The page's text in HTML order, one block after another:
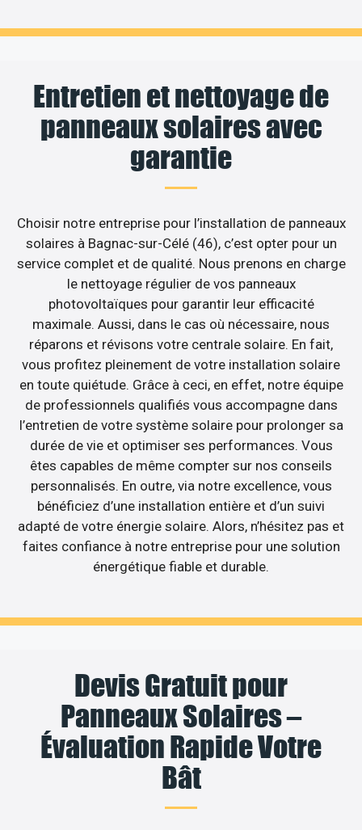
Entretien et nettoyage de
panneaux solaires avec
garantie
Choisir notre entreprise pour l’installation de panneaux
solaires à Bagnac-sur-Célé (46), c’est opter pour un
service complet et de qualité. Nous prenons en charge
le nettoyage régulier de vos panneaux
photovoltaïques pour garantir leur efficacité
maximale. Aussi, dans le cas où nécessaire, nous
réparons et révisons votre centrale solaire. En fait,
vous profitez pleinement de votre installation solaire
en toute quiétude. Grâce à ceci, en effet, notre équipe
de professionnels qualifiés vous accompagne dans
l’entretien de votre système solaire pour prolonger sa
durée de vie et optimiser ses performances. Vous
êtes capables de même compter sur nos conseils
personnalisés. En outre, via notre excellence, vous
bénéficiez d’une installation entière et d’un suivi
adapté de votre énergie solaire. Alors, n’hésitez pas et
faites confiance à notre entreprise pour une solution
énergétique fiable et durable.
Devis Gratuit pour
Panneaux Solaires –
Évaluation Rapide Votre
Bât